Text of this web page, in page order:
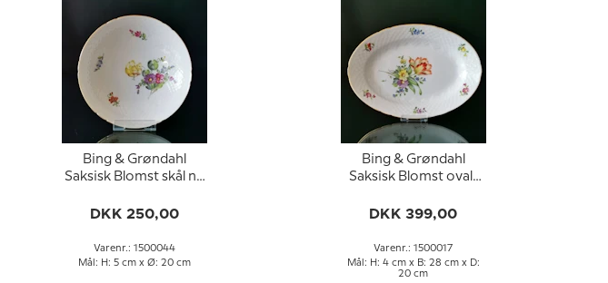
Bing & Grøndahl
Saksisk Blomst skål nr.
DKK 250,00
Varenr.: 1500044
Mål: H: 5 cm x Ø: 20 cm
Bing & Grøndahl
Saksisk Blomst ovalt
DKK 399,00
Varenr.: 1500017
Mål: H: 4 cm x B: 28 cm x D:
20 cm